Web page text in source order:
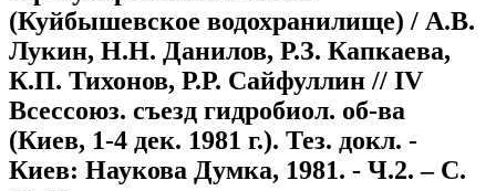
(Куйбышевское водохранилище) / А.В.
Лукин, Н.Н. Данилов, Р.З. Капкаева,
К.П. Тихонов, Р.Р. Сайфуллин // IV
Всессоюз. съезд гидробиол. об-ва
(Киев, 1-4 дек. 1981 г.). Тез. докл. -
Киев: Наукова Думка, 1981. - Ч.2. – С.